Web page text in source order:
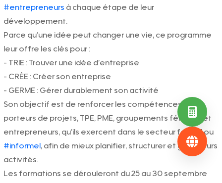
#entrepreneurs à chaque étape de leur
développement.
Parce qu’une idée peut changer une vie, ce programme
leur offre les clés pour :
- TRIE : Trouver une idée d’entreprise
- CRÉE : Créer son entreprise
- GERME : Gérer durablement son activité
Son objectif est de renforcer les compétences des
porteurs de projets, TPE, PME, groupements féminins et
entrepreneurs, qu’ils exercent dans le secteur formel ou
#informel , afin de mieux planifier, structurer et gérer leurs
activités.
Les formations se dérouleront du 25 au 30 septembre